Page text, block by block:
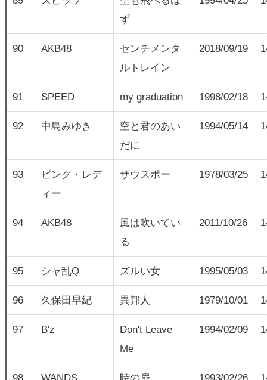
ず
90 AKB48
センチメンタ
ルトレイン
2018/09/19
91 SPEED my graduation 1998/02/18
92 中島みゆき
空と君のあい
だに
1994/05/14
93
ピンク・レデ
ィー
サウスポー 1978/03/25
94 AKB48
風は吹いてい
る
2011/10/26
95 シャ乱Q ズルい女 1995/05/03
96 久保田早紀 異邦人 1979/10/01
97 B'z
Don't Leave
Me
1994/02/09